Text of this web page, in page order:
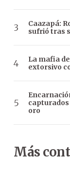
Caazapá:
sufrió tras
La mafia
extorsivo
oro
Más